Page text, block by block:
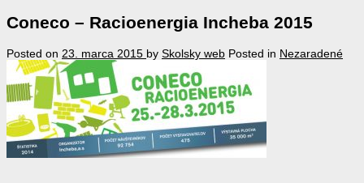
Coneco – Racioenergia Incheba 2015
Posted on 23. marca 2015 by Skolsky web Posted in Nezaradené